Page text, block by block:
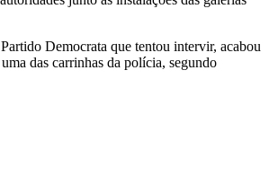
Democrata que tentou intervir, acabou
das carrinhas da polícia, segundo